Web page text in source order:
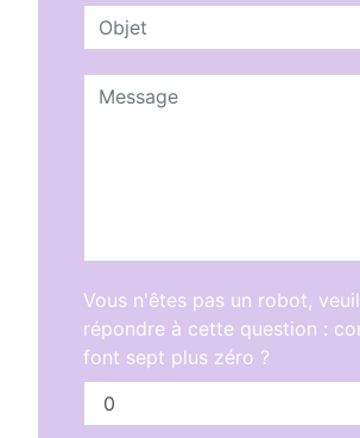
Vous n'êtes pas un robot,
répondre à cette question :
font sept plus zéro ?